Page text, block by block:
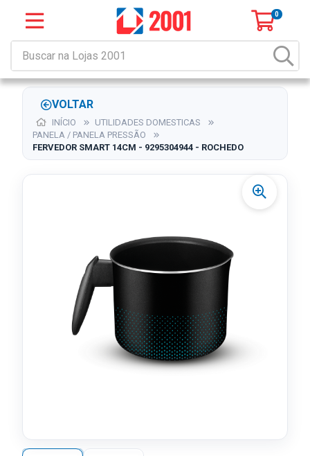
0
VOLTAR
INÍCIO
UTILIDADES DOMESTICAS
PANELA / PANELA PRESSÃO
FERVEDOR SMART 14CM - 9295304944 - ROCHEDO